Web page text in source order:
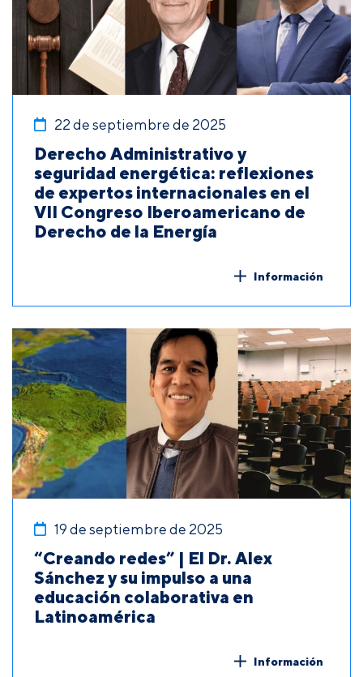
22 de septiembre de 2025
Derecho Administrativo y
seguridad energética: reflexiones
de expertos internacionales en el
VII Congreso Iberoamericano de
Derecho de la Energía
Información
19 de septiembre de 2025
“Creando redes” | El Dr. Alex
Sánchez y su impulso a una
educación colaborativa en
Latinoamérica
Información